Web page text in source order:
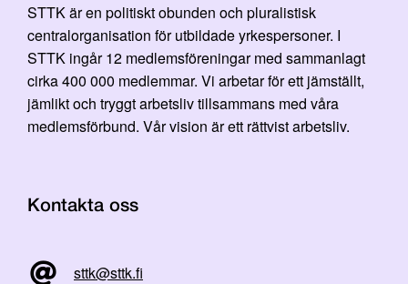
STTK är en politiskt obunden och pluralistisk
centralorganisation för utbildade yrkespersoner. I
STTK ingår 12 medlemsföreningar med sammanlagt
cirka 400 000 medlemmar. Vi arbetar för ett jämställt,
jämlikt och tryggt arbetsliv tillsammans med våra
medlemsförbund. Vår vision är ett rättvist arbetsliv.
Kontakta oss
sttk@sttk.fi